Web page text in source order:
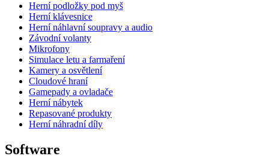
Herní podložky pod myš
Herní klávesnice
Herní náhlavní soupravy a audio
Závodní volanty
Mikrofony
Simulace letu a farmaření
Kamery a osvětlení
Cloudové hraní
Gamepady a ovladače
Herní nábytek
Repasované produkty
Herní náhradní díly
Software